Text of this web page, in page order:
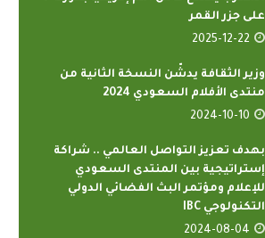
على جزر القمر
2025-12-22
وزير الثقافة يدشّن النسخة الثانية من
منتدى الأفلام السعودي 2024
2024-10-10
بهدف تعزيز التواصل العالمي .. شراكة
إستراتيجية بين المنتدى السعودي
للإعلام ومؤتمر البث الفضائي الدولي
التكنولوجي IBC
2024-08-04